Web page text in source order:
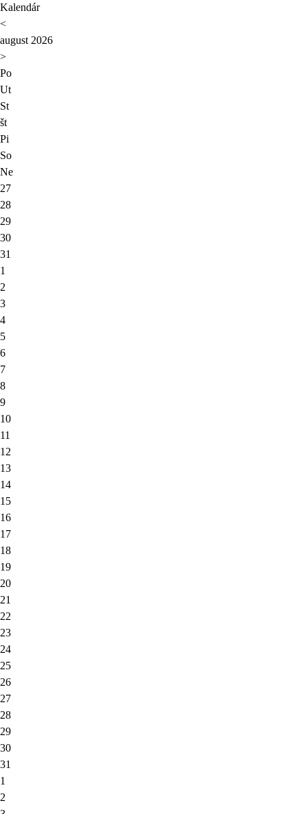
Kalendár
<
august 2026
>
Po
Ut
St
št
Pi
So
Ne
27
28
29
30
31
1
2
3
4
5
6
7
8
9
10
11
12
13
14
15
16
17
18
19
20
21
22
23
24
25
26
27
28
29
30
31
1
2